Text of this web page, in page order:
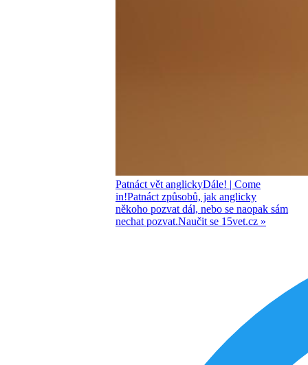
Patnáct vět anglickyDále! | Come
in!Patnáct způsobů, jak anglicky
někoho pozvat dál, nebo se naopak sám
nechat pozvat.Naučit se 15vet.cz »